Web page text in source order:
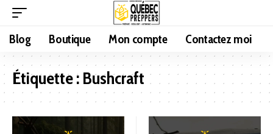
Blog Boutique Mon compte Contactez moi
Étiquette : Bushcraft